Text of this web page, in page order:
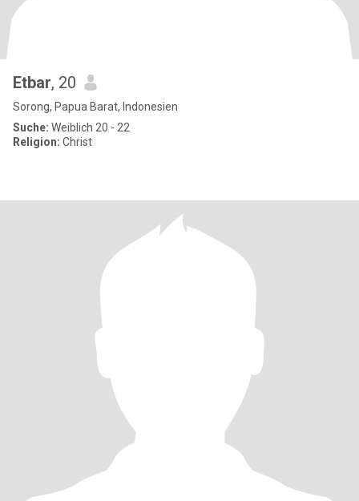
Etbar, 20
Sorong, Papua Barat, Indonesien
Suche: Weiblich 20 - 22
Religion: Christ